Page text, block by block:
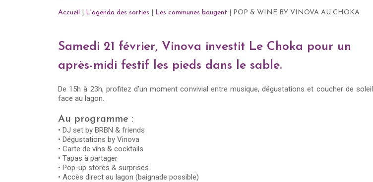
Accueil L'agenda des sorties Les communes bougent | POP & WINE BY VINOVA AU CHOKA
Samedi 21 février, Vinova investit Le Choka pour un
après-midi festif les pieds dans le sable.
De 15h à 23h, profitez d’un moment convivial entre musique, dégustations et coucher de soleil
face au lagon.
Au programme :
• DJ set by BRBN & friends
• Dégustations by Vinova
• Carte de vins & cocktails
• Tapas à partager
• Pop-up stores & surprises
• Accès direct au lagon (baignade possible)